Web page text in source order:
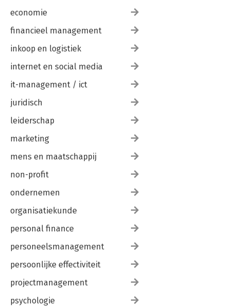
economie
financieel management
inkoop en logistiek
internet en social media
it-management / ict
juridisch
leiderschap
marketing
mens en maatschappij
non-profit
ondernemen
organisatiekunde
personal finance
personeelsmanagement
persoonlijke effectiviteit
projectmanagement
psychologie